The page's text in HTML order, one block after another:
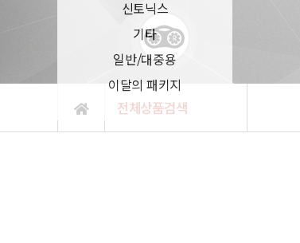
신토닉스
기타
일반/대중용
이달의 패키지
전체상품검색